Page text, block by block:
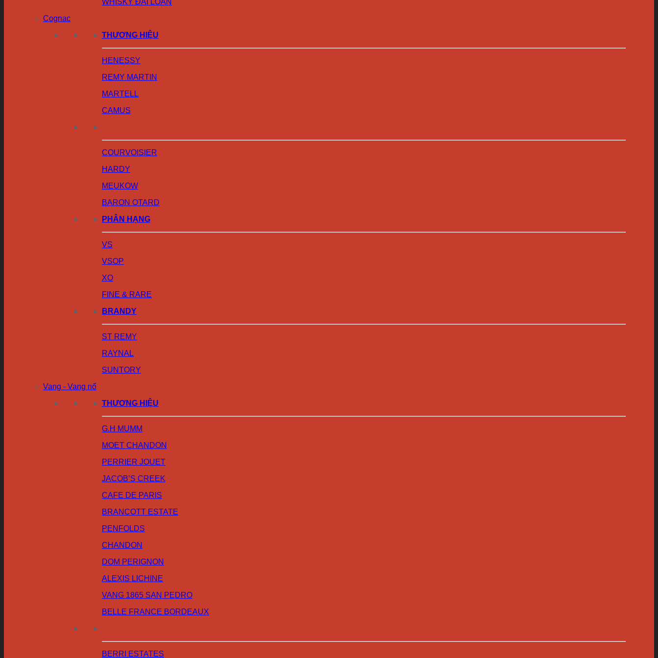
WHISKY ĐÀI LOAN
Cognac
THƯƠNG HIỆU
HENESSY
REMY MARTIN
MARTELL
CAMUS
COURVOISIER
HARDY
MEUKOW
BARON OTARD
PHÂN HẠNG
VS
VSOP
XO
FINE & RARE
BRANDY
ST REMY
RAYNAL
SUNTORY
Vang - Vang nổ
THƯƠNG HIỆU
G.H MUMM
MOET CHANDON
PERRIER JOUET
JACOB’S CREEK
CAFE DE PARIS
BRANCOTT ESTATE
PENFOLDS
CHANDON
DOM PERIGNON
ALEXIS LICHINE
VANG 1865 SAN PEDRO
BELLE FRANCE BORDEAUX
BERRI ESTATES